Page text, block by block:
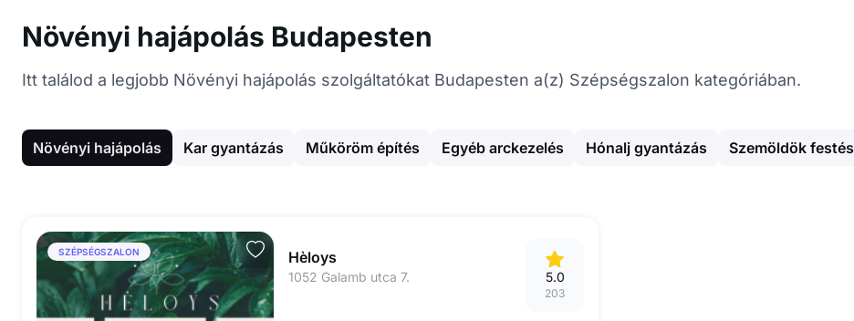
Növényi hajápolás Budapesten
Itt találod a legjobb Növényi hajápolás szolgáltatókat Budapesten a(z) Szépségszalon kategóriában.
Növényi hajápolás Kar gyantázás Műköröm építés Egyéb arckezelés Hónalj gyantázás Szemöldök festés
SZÉPSÉGSZALON Hèloys
1052 Galamb utca 7. 5.0
203